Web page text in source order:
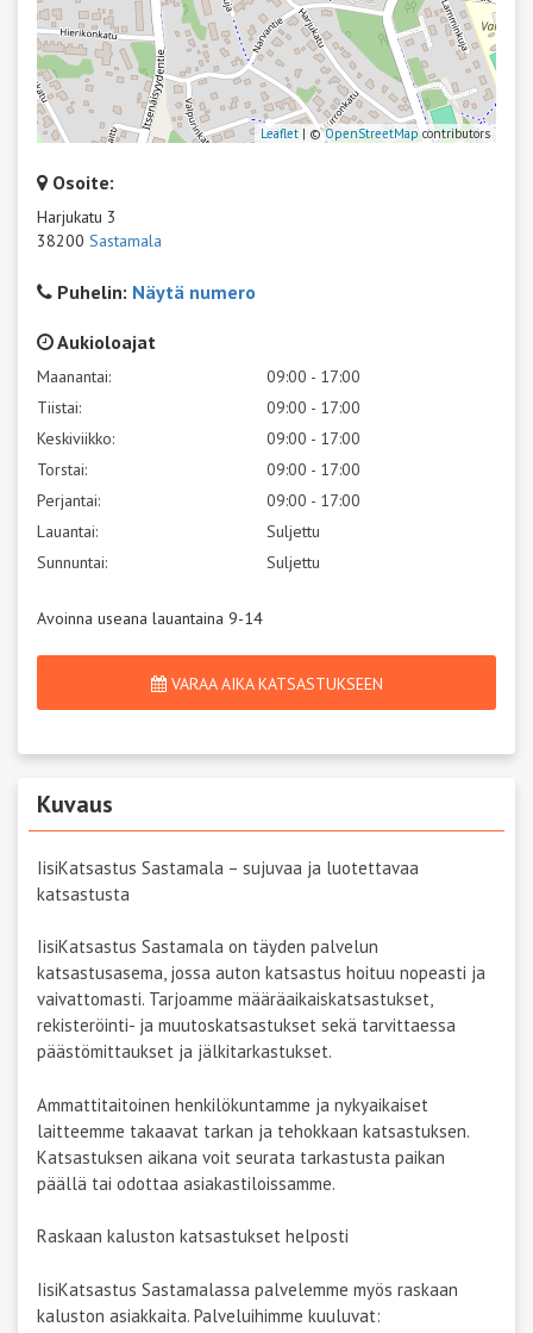
Leaflet | ©OpenStreetMapcontributors
Osoite:
Harjukatu 3
38200 Sastamala
Puhelin: Näytä numero
Aukioloajat
Maanantai:
09:00 - 17:00
Tiistai:
09:00 - 17:00
Keskiviikko:
09:00 - 17:00
Torstai:
09:00 - 17:00
Perjantai:
09:00 - 17:00
Lauantai:
Suljettu
Sunnuntai:
Suljettu
Avoinna useana lauantaina 9-14
VARAA AIKA KATSASTUKSEEN
Kuvaus
IisiKatsastus Sastamala – sujuvaa ja luotettavaa
katsastusta
IisiKatsastus Sastamala on täyden palvelun
katsastusasema, jossa auton katsastus hoituu nopeasti ja
vaivattomasti. Tarjoamme määräaikaiskatsastukset,
rekisteröinti- ja muutoskatsastukset sekä tarvittaessa
päästömittaukset ja jälkitarkastukset.
Ammattitaitoinen henkilökuntamme ja nykyaikaiset
laitteemme takaavat tarkan ja tehokkaan katsastuksen.
Katsastuksen aikana voit seurata tarkastusta paikan
päällä tai odottaa asiakastiloissamme.
Raskaan kaluston katsastukset helposti
IisiKatsastus Sastamalassa palvelemme myös raskaan
kaluston asiakkaita. Palveluihimme kuuluvat: